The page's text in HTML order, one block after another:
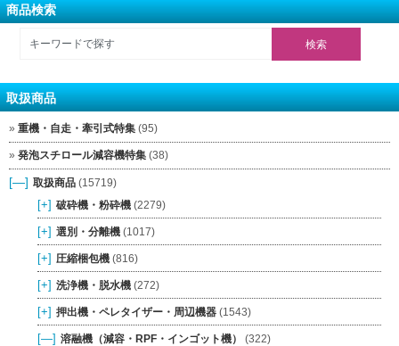
商品検索
取扱商品
重機・自走・牽引式特集 (95)
発泡スチロール減容機特集 (38)
[—] 取扱商品 (15719)
[+] 破砕機・粉砕機 (2279)
[+] 選別・分離機 (1017)
[+] 圧縮梱包機 (816)
[+] 洗浄機・脱水機 (272)
[+] 押出機・ペレタイザー・周辺機器 (1543)
[—] 溶融機（減容・RPF・インゴット機） (322)